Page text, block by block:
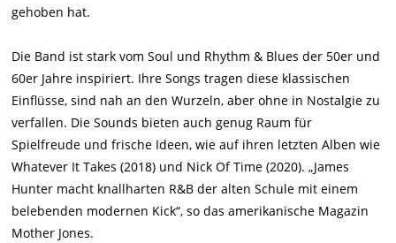
gehoben hat.
Die Band ist stark vom Soul und Rhythm & Blues der 50er und
60er Jahre inspiriert. Ihre Songs tragen diese klassischen
Einflüsse, sind nah an den Wurzeln, aber ohne in Nostalgie zu
verfallen. Die Sounds bieten auch genug Raum für
Spielfreude und frische Ideen, wie auf ihren letzten Alben wie
Whatever It Takes (2018) und Nick Of Time (2020). „James
Hunter macht knallharten R&B der alten Schule mit einem
belebenden modernen Kick“, so das amerikanische Magazin
Mother Jones.